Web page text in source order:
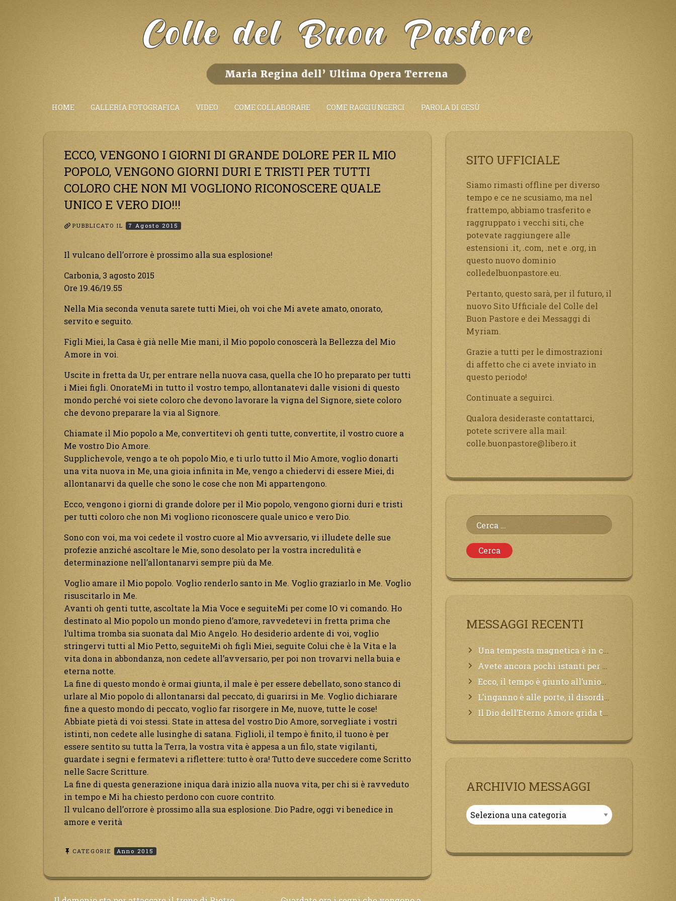
HOME GALLERIA FOTOGRAFICA VIDEO COME COLLABORARE COME RAGGIUNGERCI PAROLA DI GESÙ
ECCO, VENGONO I GIORNI DI GRANDE DOLORE PER IL MIO
POPOLO, VENGONO GIORNI DURI E TRISTI PER TUTTI
COLORO CHE NON MI VOGLIONO RICONOSCERE QUALE
UNICO E VERO DIO!!!
PUBBLICATO IL 7 Agosto 2015
Il vulcano dell’orrore è prossimo alla sua esplosione!
Carbonia, 3 agosto 2015
Ore 19.46/19.55
Nella Mia seconda venuta sarete tutti Miei, oh voi che Mi avete amato, onorato,
servito e seguito.
Figli Miei, la Casa è già nelle Mie mani, il Mio popolo conoscerà la Bellezza del Mio
Amore in voi.
Uscite in fretta da Ur, per entrare nella nuova casa, quella che IO ho preparato per tutti
i Miei figli. OnorateMi in tutto il vostro tempo, allontanatevi dalle visioni di questo
mondo perché voi siete coloro che devono lavorare la vigna del Signore, siete coloro
che devono preparare la via al Signore.
Chiamate il Mio popolo a Me, convertitevi oh genti tutte, convertite, il vostro cuore a
Me vostro Dio Amore.
Supplichevole, vengo a te oh popolo Mio, e ti urlo tutto il Mio Amore, voglio donarti
una vita nuova in Me, una gioia infinita in Me, vengo a chiedervi di essere Miei, di
allontanarvi da quelle che sono le cose che non Mi appartengono.
Ecco, vengono i giorni di grande dolore per il Mio popolo, vengono giorni duri e tristi
per tutti coloro che non Mi vogliono riconoscere quale unico e vero Dio.
Sono con voi, ma voi cedete il vostro cuore al Mio avversario, vi illudete delle sue
profezie anziché ascoltare le Mie, sono desolato per la vostra incredulità e
determinazione nell’allontanarvi sempre più da Me.
Voglio amare il Mio popolo. Voglio renderlo santo in Me. Voglio graziarlo in Me. Voglio
risuscitarlo in Me.
Avanti oh genti tutte, ascoltate la Mia Voce e seguiteMi per come IO vi comando. Ho
destinato al Mio popolo un mondo pieno d’amore, ravvedetevi in fretta prima che
l’ultima tromba sia suonata dal Mio Angelo. Ho desiderio ardente di voi, voglio
stringervi tutti al Mio Petto, seguiteMi oh figli Miei, seguite Colui che è la Vita e la
vita dona in abbondanza, non cedete all’avversario, per poi non trovarvi nella buia e
eterna notte.
La fine di questo mondo è ormai giunta, il male è per essere debellato, sono stanco di
urlare al Mio popolo di allontanarsi dal peccato, di guarirsi in Me. Voglio dichiarare
fine a questo mondo di peccato, voglio far risorgere in Me, nuove, tutte le cose!
Abbiate pietà di voi stessi. State in attesa del vostro Dio Amore, sorvegliate i vostri
istinti, non cedete alle lusinghe di satana. Figlioli, il tempo è finito, il tuono è per
essere sentito su tutta la Terra, la vostra vita è appesa a un filo, state vigilanti,
guardate i segni e fermatevi a riflettere: tutto è ora! Tutto deve succedere come Scritto
nelle Sacre Scritture.
La fine di questa generazione iniqua darà inizio alla nuova vita, per chi si è ravveduto
in tempo e Mi ha chiesto perdono con cuore contrito.
Il vulcano dell’orrore è prossimo alla sua esplosione. Dio Padre, oggi vi benedice in
amore e verità
CATEGORIE Anno 2015
SITO UFFICIALE
Siamo rimasti offline per diverso
tempo e ce ne scusiamo, ma nel
frattempo, abbiamo trasferito e
raggruppato i vecchi siti, che
potevate raggiungere alle
estensioni .it, .com, .net e .org, in
questo nuovo dominio
colledelbuonpastore.eu.
Pertanto, questo sarà, per il futuro, il
nuovo Sito Ufficiale del Colle del
Buon Pastore e dei Messaggi di
Myriam.
Grazie a tutti per le dimostrazioni
di affetto che ci avete inviato in
questo periodo!
Continuate a seguirci.
Qualora desideraste contattarci,
potete scrivere alla mail:
colle.buonpastore@libero.it
Ricerca
per:
MESSAGGI RECENTI
Una tempesta magnetica è in corso, questa generazione patirà. Il black out non tarderà ad arrivare e tutta la Terra sarà oscurata.
Avete ancora pochi istanti per convertirvi, non perdete tempo, la sciagura arriverà all’improvviso e per chi non si sarà preparato saranno dolori.
Ecco, il tempo è giunto all’unione del Padre con il figlio, non avete che da attendere pochissimo.
L’inganno è alle porte, il disordine degli ordinati urlerà perdono, ma sarà troppo tardi, il tradimento è stato grande!
Il Dio dell’Eterno Amore grida tutto il Suo bene per i Suoi,richiama a Sé i lontani, affinché si pentano e tornino a Lui:
ARCHIVIO MESSAGGI
Archivio
Messaggi